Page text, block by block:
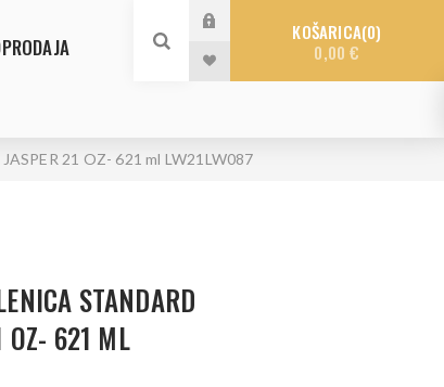
KOŠARICA 0
0,00 €
21 OZ- 621 ml LW21LW087
STANDARD
OZ- 621 ML